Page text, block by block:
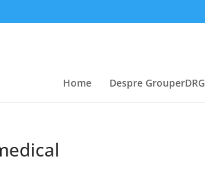
Home Despre GrouperDRG